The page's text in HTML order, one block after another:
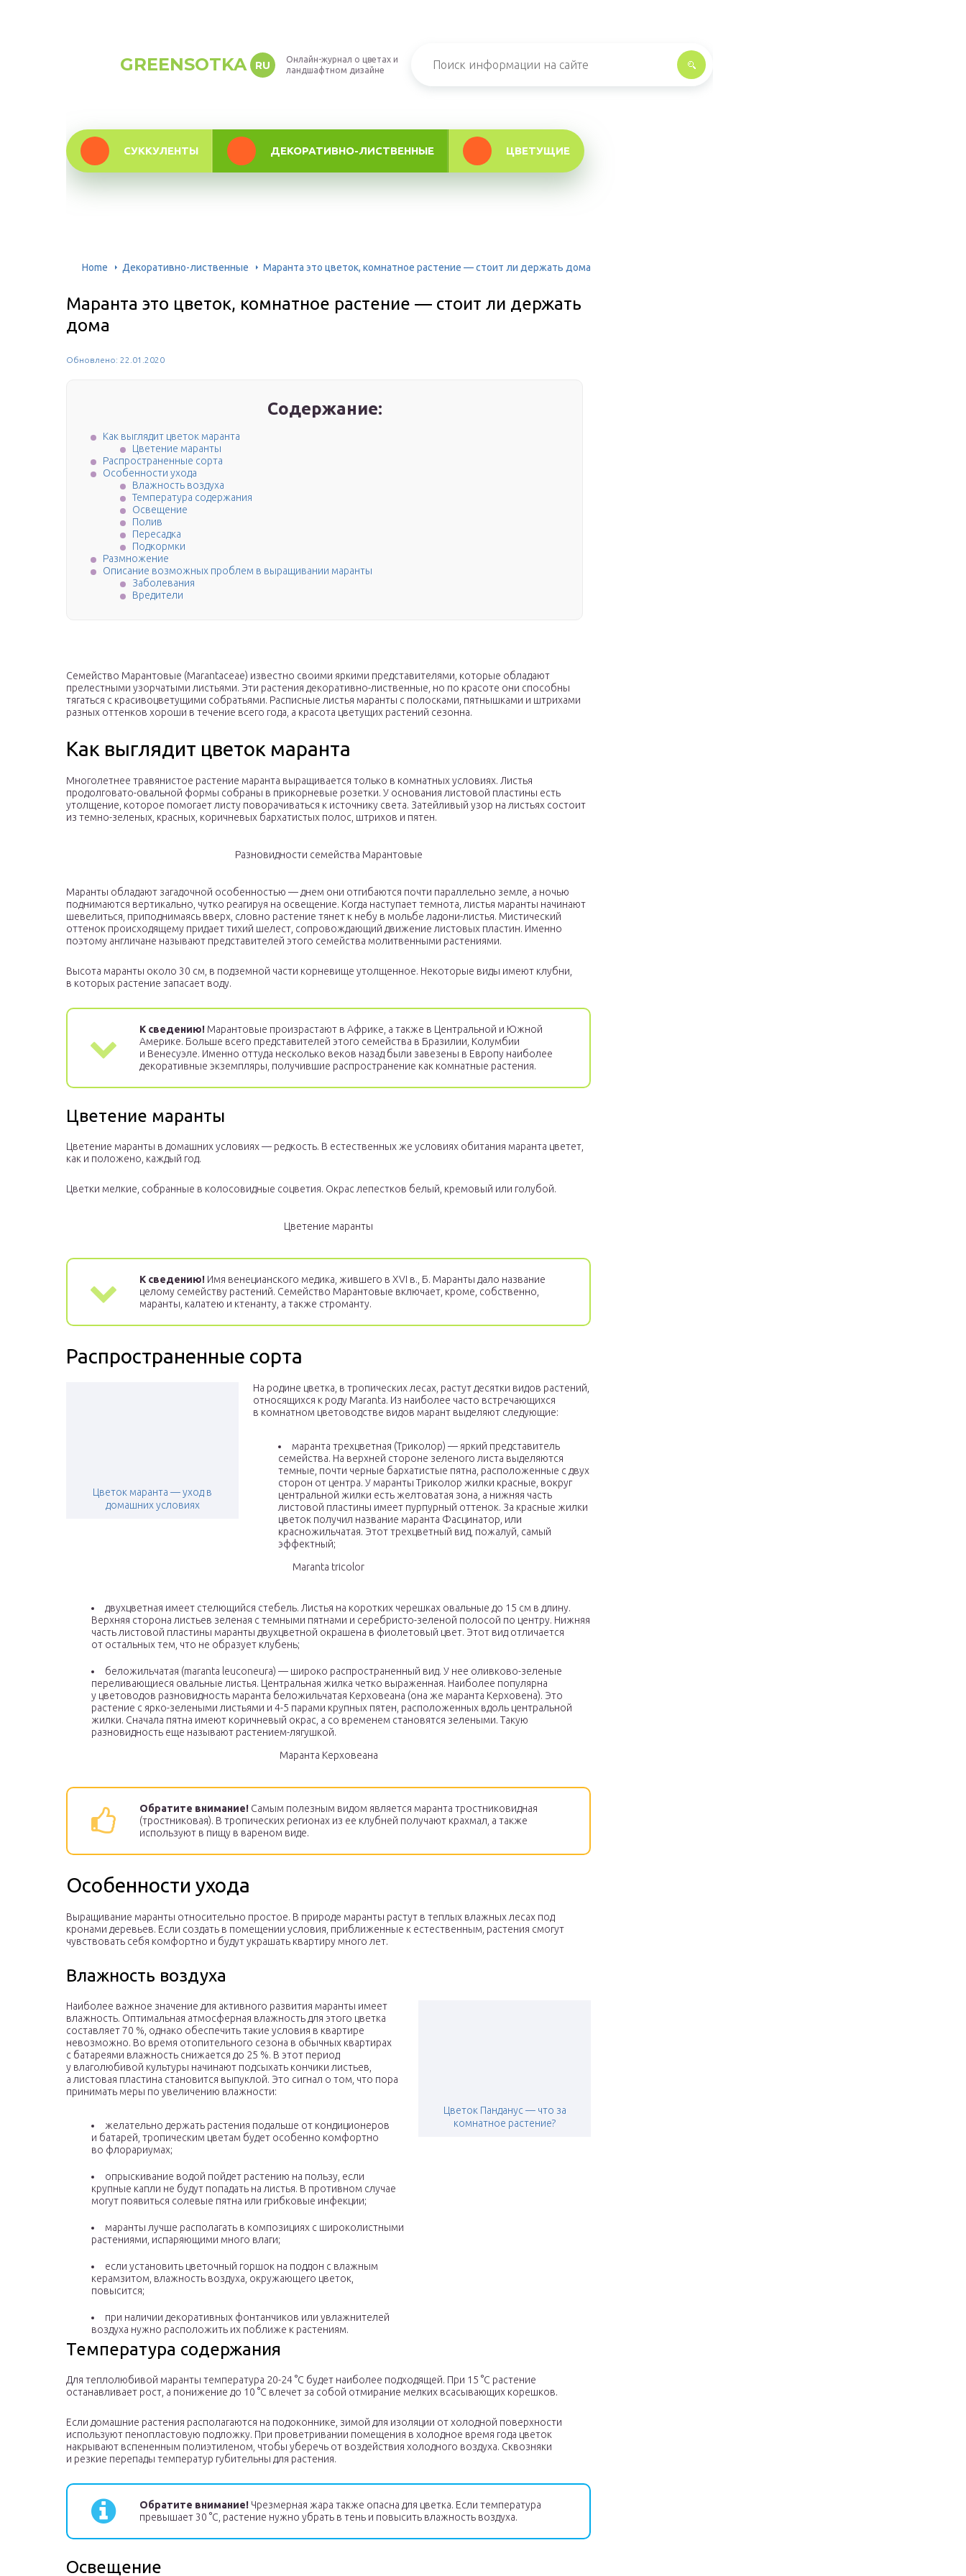
GREENSOTKA RU
Онлайн-журнал о цветах и
ландшафтном дизайне
СУККУЛЕНТЫ ДЕКОРАТИВНО-ЛИСТВЕННЫЕ ЦВЕТУЩИЕ
Home Декоративно-лиственные Маранта это цветок, комнатное растение — стоит ли держать дома
Маранта это цветок, комнатное растение — стоит ли держать
дома
Обновлено: 22.01.2020
Содержание:
Как выглядит цветок маранта
Цветение маранты
Распространенные сорта
Особенности ухода
Влажность воздуха
Температура содержания
Освещение
Полив
Пересадка
Подкормки
Размножение
Описание возможных проблем в выращивании маранты
Заболевания
Вредители
Семейство Марантовые (Marantaceae) известно своими яркими представителями, которые обладают
прелестными узорчатыми листьями. Эти растения декоративно-лиственные, но по красоте они способны
тягаться с красивоцветущими собратьями. Расписные листья маранты с полосками, пятнышками и штрихами
разных оттенков хороши в течение всего года, а красота цветущих растений сезонна.
Как выглядит цветок маранта
Многолетнее травянистое растение маранта выращивается только в комнатных условиях. Листья
продолговато-овальной формы собраны в прикорневые розетки. У основания листовой пластины есть
утолщение, которое помогает листу поворачиваться к источнику света. Затейливый узор на листьях состоит
из темно-зеленых, красных, коричневых бархатистых полос, штрихов и пятен.
Разновидности семейства Марантовые
Маранты обладают загадочной особенностью — днем они отгибаются почти параллельно земле, а ночью
поднимаются вертикально, чутко реагируя на освещение. Когда наступает темнота, листья маранты начинают
шевелиться, приподнимаясь вверх, словно растение тянет к небу в мольбе ладони-листья. Мистический
оттенок происходящему придает тихий шелест, сопровождающий движение листовых пластин. Именно
поэтому англичане называют представителей этого семейства молитвенными растениями.
Высота маранты около 30 см, в подземной части корневище утолщенное. Некоторые виды имеют клубни,
в которых растение запасает воду.
К сведению! Марантовые произрастают в Африке, а также в Центральной и Южной
Америке. Больше всего представителей этого семейства в Бразилии, Колумбии
и Венесуэле. Именно оттуда несколько веков назад были завезены в Европу наиболее
декоративные экземпляры, получившие распространение как комнатные растения.
Цветение маранты
Цветение маранты в домашних условиях — редкость. В естественных же условиях обитания маранта цветет,
как и положено, каждый год.
Цветки мелкие, собранные в колосовидные соцветия. Окрас лепестков белый, кремовый или голубой.
Цветение маранты
К сведению! Имя венецианского медика, жившего в XVI в., Б. Маранты дало название
целому семейству растений. Семейство Марантовые включает, кроме, собственно,
маранты, калатею и ктенанту, а также строманту.
Распространенные сорта
Цветок маранта — уход в
домашних условиях
На родине цветка, в тропических лесах, растут десятки видов растений,
относящихся к роду Maranta. Из наиболее часто встречающихся
в комнатном цветоводстве видов марант выделяют следующие:
маранта трехцветная (Триколор) — яркий представитель
семейства. На верхней стороне зеленого листа выделяются
темные, почти черные бархатистые пятна, расположенные с двух
сторон от центра. У маранты Триколор жилки красные, вокруг
центральной жилки есть желтоватая зона, а нижняя часть
листовой пластины имеет пурпурный оттенок. За красные жилки
цветок получил название маранта Фасцинатор, или
красножильчатая. Этот трехцветный вид, пожалуй, самый
эффектный;
Maranta tricolor
двухцветная имеет стелющийся стебель. Листья на коротких черешках овальные до 15 см в длину.
Верхняя сторона листьев зеленая с темными пятнами и серебристо-зеленой полосой по центру. Нижняя
часть листовой пластины маранты двухцветной окрашена в фиолетовый цвет. Этот вид отличается
от остальных тем, что не образует клубень;
беложильчатая (maranta leuconeura) — широко распространенный вид. У нее оливково-зеленые
переливающиеся овальные листья. Центральная жилка четко выраженная. Наиболее популярна
у цветоводов разновидность маранта беложильчатая Керховеана (она же маранта Керховена). Это
растение с ярко-зелеными листьями и 4-5 парами крупных пятен, расположенных вдоль центральной
жилки. Сначала пятна имеют коричневый окрас, а со временем становятся зелеными. Такую
разновидность еще называют растением-лягушкой.
Маранта Керховеана
Обратите внимание! Самым полезным видом является маранта тростниковидная
(тростниковая). В тропических регионах из ее клубней получают крахмал, а также
используют в пищу в вареном виде.
Особенности ухода
Выращивание маранты относительно простое. В природе маранты растут в теплых влажных лесах под
кронами деревьев. Если создать в помещении условия, приближенные к естественным, растения смогут
чувствовать себя комфортно и будут украшать квартиру много лет.
Влажность воздуха
Цветок Панданус — что за
комнатное растение?
Наиболее важное значение для активного развития маранты имеет
влажность. Оптимальная атмосферная влажность для этого цветка
составляет 70 %, однако обеспечить такие условия в квартире
невозможно. Во время отопительного сезона в обычных квартирах
с батареями влажность снижается до 25 %. В этот период
у влаголюбивой культуры начинают подсыхать кончики листьев,
а листовая пластина становится выпуклой. Это сигнал о том, что пора
принимать меры по увеличению влажности:
желательно держать растения подальше от кондиционеров
и батарей, тропическим цветам будет особенно комфортно
во флорариумах;
опрыскивание водой пойдет растению на пользу, если
крупные капли не будут попадать на листья. В противном случае
могут появиться солевые пятна или грибковые инфекции;
маранты лучше располагать в композициях с широколистными
растениями, испаряющими много влаги;
если установить цветочный горшок на поддон с влажным
керамзитом, влажность воздуха, окружающего цветок,
повысится;
при наличии декоративных фонтанчиков или увлажнителей
воздуха нужно расположить их поближе к растениям.
Температура содержания
Для теплолюбивой маранты температура 20-24 °C будет наиболее подходящей. При 15 °C растение
останавливает рост, а понижение до 10 °C влечет за собой отмирание мелких всасывающих корешков.
Если домашние растения располагаются на подоконнике, зимой для изоляции от холодной поверхности
используют пенопластовую подложку. При проветривании помещения в холодное время года цветок
накрывают вспененным полиэтиленом, чтобы уберечь от воздействия холодного воздуха. Сквозняки
и резкие перепады температур губительны для растения.
Обратите внимание! Чрезмерная жара также опасна для цветка. Если температура
превышает 30 °C, растение нужно убрать в тень и повысить влажность воздуха.
Освещение